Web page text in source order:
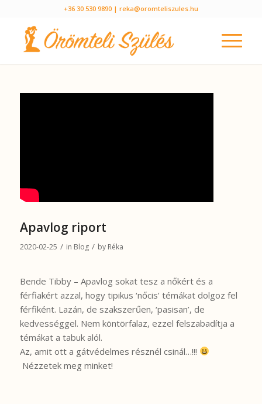
+36 30 530 9890 | reka@oromteliszules.hu
Apavlog riport
2020-02-25 / in Blog / by Réka
Bende Tibby – Apavlog sokat tesz a nőkért és a
férfiakért azzal, hogy tipikus ‘nőcis’ témákat dolgoz fel
férfiként. Lazán, de szakszerűen, ‘pasisan’, de
kedvességgel. Nem köntörfalaz, ezzel felszabadítja a
témákat a tabuk alól.
Az, amit ott a gátvédelmes résznél csinál…!!!
Nézzetek meg minket!